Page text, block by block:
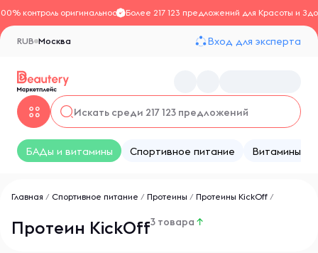
контроль оригинальностиБолее 217 123 предложений для Красоты и
Москва
RUB Вход для эксперта
БАДы и витамины Спортивное питание Витамины
Главная / Спортивное питание / Протеины / Протеины KickOff /
Протеин KickOff3 товара ↑